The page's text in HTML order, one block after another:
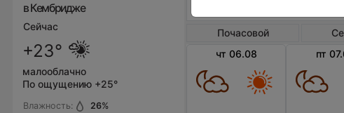
в Кембридже
Сейчас
+23°
малооблачно
По ощущению +25°
Влажность:
26%
Почасовой
чт 06.08
пт